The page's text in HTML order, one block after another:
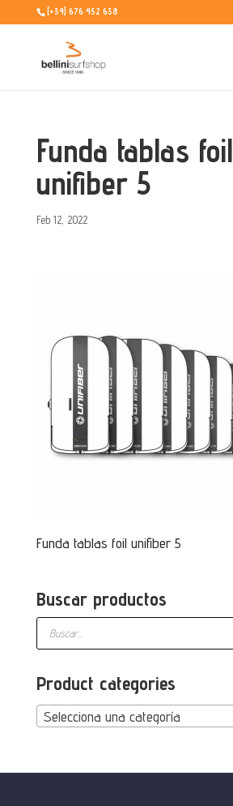
[+34] 676 452 638
Funda tablas foil
unifiber 5
Feb 12, 2022
Funda tablas foil unifiber 5
Buscar productos
Búsqueda
productos
Product categories
Selecciona una categoría